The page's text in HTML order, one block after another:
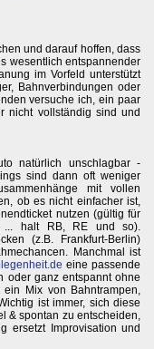
und darauf hoffen, dass
wesentlich entspannender
im Vorfeld unterstützt
Bahnverbindungen oder
versuche ich, ein paar
nicht vollständig sind und
natürlich unschlagbar -
sind dann oft weniger
mit vollen
ob es nicht einfacher ist,
nutzen (gültig für
... halt RB, RE und so).
(z.B. Frankfurt-Berlin)
Manchmal ist
eine passende
oder ganz entspannt ohne
Mix von Bahntrampen,
ist immer, sich diese
& spontan zu entscheiden,
ersetzt Improvisation und